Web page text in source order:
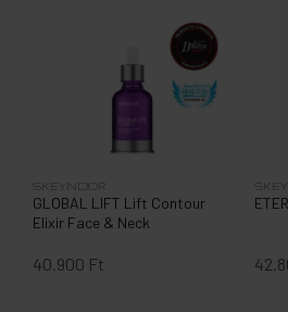
GLOBAL LIFT Lift Contour
Elixir Face & Neck
SKEYNDOR
40.900 Ft